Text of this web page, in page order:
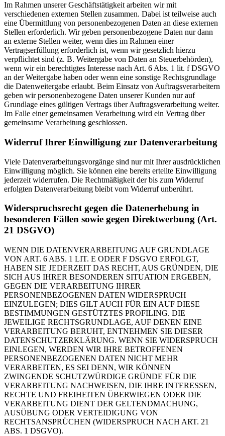
Im Rahmen unserer Geschäftstätigkeit arbeiten wir mit
verschiedenen externen Stellen zusammen. Dabei ist teilweise auch
eine Übermittlung von personenbezogenen Daten an diese externen
Stellen erforderlich. Wir geben personenbezogene Daten nur dann
an externe Stellen weiter, wenn dies im Rahmen einer
Vertragserfüllung erforderlich ist, wenn wir gesetzlich hierzu
verpflichtet sind (z. B. Weitergabe von Daten an Steuerbehörden),
wenn wir ein berechtigtes Interesse nach Art. 6 Abs. 1 lit. f DSGVO
an der Weitergabe haben oder wenn eine sonstige Rechtsgrundlage
die Datenweitergabe erlaubt. Beim Einsatz von Auftragsverarbeitern
geben wir personenbezogene Daten unserer Kunden nur auf
Grundlage eines gültigen Vertrags über Auftragsverarbeitung weiter.
Im Falle einer gemeinsamen Verarbeitung wird ein Vertrag über
gemeinsame Verarbeitung geschlossen.
Widerruf Ihrer Einwilligung zur Datenverarbeitung
Viele Datenverarbeitungsvorgänge sind nur mit Ihrer ausdrücklichen
Einwilligung möglich. Sie können eine bereits erteilte Einwilligung
jederzeit widerrufen. Die Rechtmäßigkeit der bis zum Widerruf
erfolgten Datenverarbeitung bleibt vom Widerruf unberührt.
Widerspruchsrecht gegen die Datenerhebung in
besonderen Fällen sowie gegen Direktwerbung (Art.
21 DSGVO)
WENN DIE DATENVERARBEITUNG AUF GRUNDLAGE
VON ART. 6 ABS. 1 LIT. E ODER F DSGVO ERFOLGT,
HABEN SIE JEDERZEIT DAS RECHT, AUS GRÜNDEN, DIE
SICH AUS IHRER BESONDEREN SITUATION ERGEBEN,
GEGEN DIE VERARBEITUNG IHRER
PERSONENBEZOGENEN DATEN WIDERSPRUCH
EINZULEGEN; DIES GILT AUCH FÜR EIN AUF DIESE
BESTIMMUNGEN GESTÜTZTES PROFILING. DIE
JEWEILIGE RECHTSGRUNDLAGE, AUF DENEN EINE
VERARBEITUNG BERUHT, ENTNEHMEN SIE DIESER
DATENSCHUTZERKLÄRUNG. WENN SIE WIDERSPRUCH
EINLEGEN, WERDEN WIR IHRE BETROFFENEN
PERSONENBEZOGENEN DATEN NICHT MEHR
VERARBEITEN, ES SEI DENN, WIR KÖNNEN
ZWINGENDE SCHUTZWÜRDIGE GRÜNDE FÜR DIE
VERARBEITUNG NACHWEISEN, DIE IHRE INTERESSEN,
RECHTE UND FREIHEITEN ÜBERWIEGEN ODER DIE
VERARBEITUNG DIENT DER GELTENDMACHUNG,
AUSÜBUNG ODER VERTEIDIGUNG VON
RECHTSANSPRÜCHEN (WIDERSPRUCH NACH ART. 21
ABS. 1 DSGVO).